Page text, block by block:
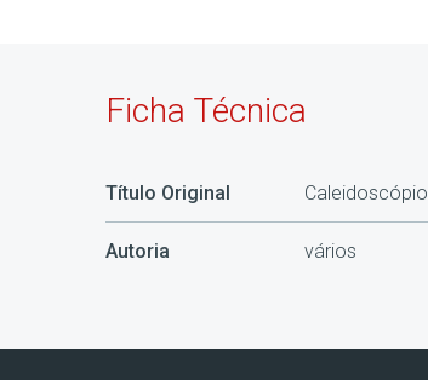
Ficha Técnica
Título Original Caleidoscópio
Autoria vários